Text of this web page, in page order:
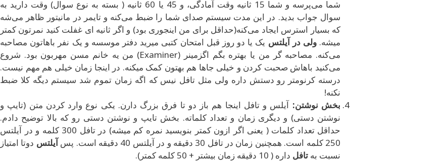
شما می‌پرسه و شما 15 ثانیه وقت آمادگی، و 45 یا 60 ثانیه ( بسته به نوع سوال) وقت دارید به
سوال جواب بدید. در این مدت سیستم صدای شما را ضبط می‌کنه و تایمر در مانیتور ظاهر می‌شه
که بسیار استرس ایجاد می‌کنه(حداقل برای من اینجوری بود) و اگر ثانیه ای غفلت کنید نمرتون کمتر
میشه.ولی در آیلتس یک یا دو روز قبل امتحان کتبی میرید دفتر موسسه و یک نفر باهاتون مصاحبه
می‌کنه. مصاحبه ‌گر من یا بهتره بگم اگزمینر (Examiner) من یه خانم مسن مهربون بود. شروع
می‌کنید باهاش صحبت کردن و خیلی جاها هم بهتون کمک میکنه. در اینجا زمان خیلی هم مهم نیست.
درسته کرنومتر رو دستش داره ولی مثل تافل نیس که اگه زمان تموم شد سیستم دیگه کلا ضبط
نکنه!
بخش نوشتن: آیلس و تافل اینجا هم باز دو تا فرق بزرگ دارن. یکی نوع وارد کردن متن (تایپ و
نوشتن دستی) و دیگری زمان و تعداد کلماته. بخش تایپ و نوشتن دستی رو که بالا توضیح دادم.
حداقل تعداد کلمات ( یعنی اگر ازون کمتر بنویسید نمره کم میشه) در تافل 300 کلمه و در آیلتس
250 کلمه است. همچنین زمان در تافل 30 دقیقه و در آیلتس 40 دقیقه است. پس
آیلتس دوتا امتیاز
نسبت به تافل داره ( 10 دقیقه زمان بیشتر + 50 کلمه کمتر).